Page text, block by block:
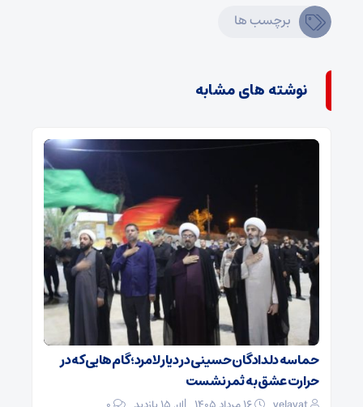
برچسب ها
نوشته های مشابه
حماسه دلدادگان حسینی در دیار لامرد؛ گام‌هایی که در
حرارت عشق به ثمر نشست